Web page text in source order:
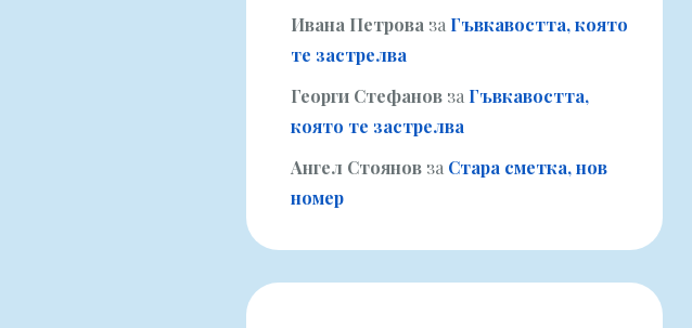
Ивана Петрова за Гъвкавостта, която
те застрелва
Георги Стефанов за Гъвкавостта,
която те застрелва
Ангел Стоянов за Стара сметка, нов
номер